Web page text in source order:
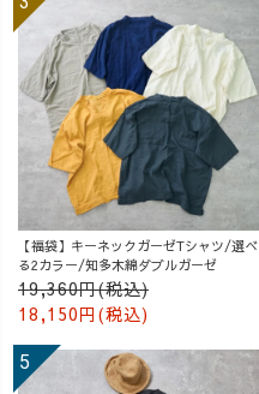
【福袋】キーネックガーゼTシャツ/選べ
る2カラー/知多木綿ダブルガーゼ
19,360円(税込)
18,150円(税込)